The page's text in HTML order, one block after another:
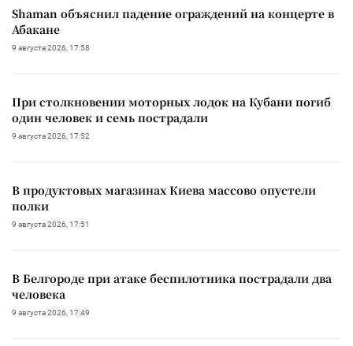
Shaman объяснил падение ограждений на концерте в
Абакане
9 августа 2026, 17:58
При столкновении моторных лодок на Кубани погиб
один человек и семь пострадали
9 августа 2026, 17:52
В продуктовых магазинах Киева массово опустели
полки
9 августа 2026, 17:51
В Белгороде при атаке беспилотника пострадали два
человека
9 августа 2026, 17:49